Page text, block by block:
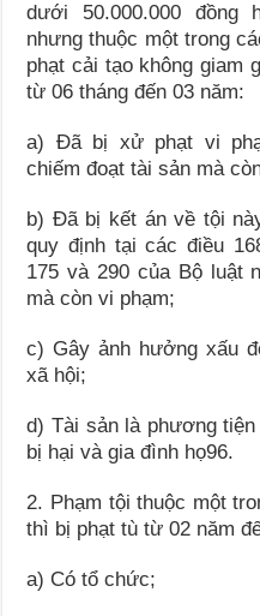
dưới 50.000.000 đồng
nhưng thuộc một trong
phạt cải tạo không giam
từ 06 tháng đến 03 năm:
a) Đã bị xử phạt vi
chiếm đoạt tài sản mà
b) Đã bị kết án về tội
quy định tại các điều
175 và 290 của Bộ luật
mà còn vi phạm;
c) Gây ảnh hưởng xấu
xã hội;
d) Tài sản là phương
bị hại và gia đình họ96.
2. Phạm tội thuộc một
thì bị phạt tù từ 02 năm
a) Có tổ chức;